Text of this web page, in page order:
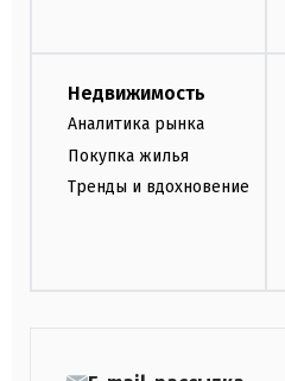
Недвижимость
Аналитика рынка
Покупка жилья
Тренды и вдохновение